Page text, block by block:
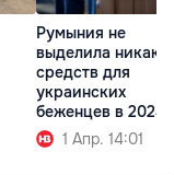
Румыния не
выделила
средств для
украинских
беженцев в 2024
1 Апр. 14:01